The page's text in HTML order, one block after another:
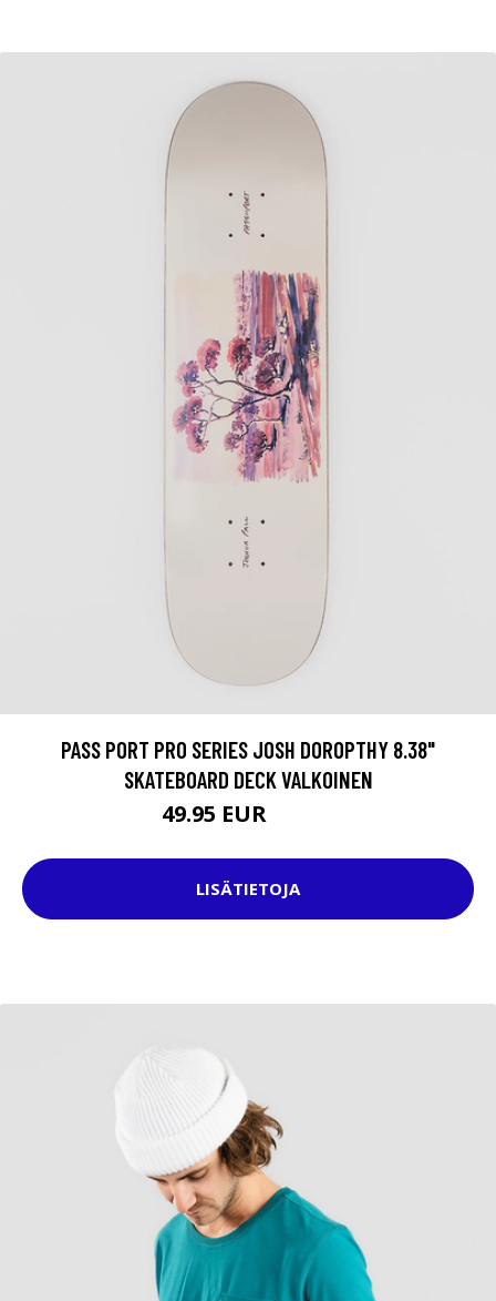
PASS PORT PRO SERIES JOSH DOROPTHY 8.38"
SKATEBOARD DECK VALKOINEN
49.95 EUR
LISÄTIETOJA